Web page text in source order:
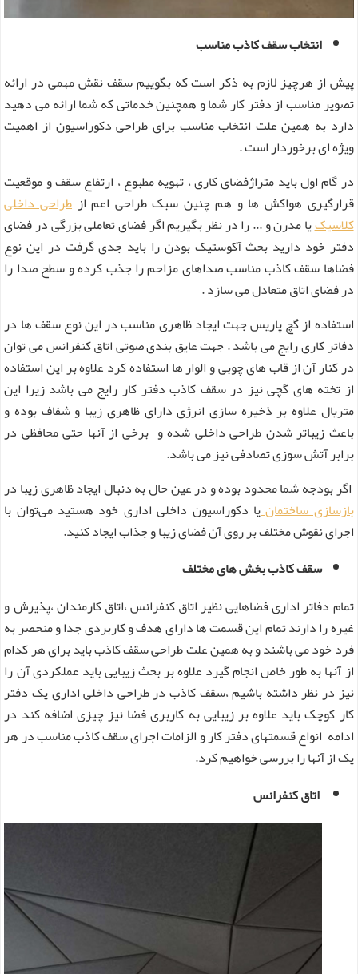
انتخاب سقف کاذب مناسب
پیش از هرچیز لازم به ذکر است که بگوییم سقف نقش مهمی در ارائه
تصویر مناسب از دفتر کار شما و همچنین خدماتی که شما ارائه می دهید
دارد به همین علت انتخاب مناسب برای طراحی دکوراسیون از اهمیت
ویژه ای برخوردار است .
در گام اول باید متراژفضای کاری ، تهویه مطبوع ، ارتفاع سقف و موقعیت
قرارگیری هواکش ها و هم چنین سبک طراحی اعم از طراحی داخلی
کلاسیکیا مدرن و ... را در نظر بگیریم اگر فضای تعاملی بزرگی در فضای
دفتر خود دارید بحث آکوستیک بودن را باید جدی گرفت در این نوع
فضاها سقف کاذب مناسب صداهای مزاحم را جذب کرده و سطح صدا را
در فضای اتاق متعادل می سازد .
استفاده از گچ پاریس جهت ایجاد ظاهری مناسب در این نوع سقف ها در
دفاتر کاری رایج می باشد . جهت عایق بندی صوتی اتاق کنفرانس می توان
در کنار آن از قاب های چوبی و الوار ها استفاده کرد علاوه بر این استفاده
از تخته های گچی نیز در سقف کاذب دفتر کار رایج می باشد زیرا این
متریال علاوه بر ذخیره سازی انرژی دارای ظاهری زیبا و شفاف بوده و
باعث زیباتر شدن طراحی داخلی شده و برخی از آنها حتی محافظی در
برابر آتش سوزی تصادفی نیز می باشد.
اگر بودجه شما محدود بوده و در عین حال به دنبال ایجاد ظاهری زیبا در
بازسازی ساختمانیا دکوراسیون داخلی اداری خود هستید می‌توان با
اجرای نقوش مختلف بر روی آن فضای زیبا و جذاب ایجاد کنید.
سقف کاذب بخش های مختلف
تمام دفاتر اداری فضاهایی نظیر اتاق کنفرانس ،اتاق کارمندان ،پذیرش و
غیره را دارند تمام این قسمت ها دارای هدف و کاربردی جدا و منحصر به
فرد خود می باشند و به همین علت طراحی سقف کاذب باید برای هر کدام
از آنها به طور خاص انجام گیرد علاوه بر بحث زیبایی باید عملکردی آن را
نیز در نظر داشته باشیم ،سقف کاذب در طراحی داخلی اداری یک دفتر
کار کوچک باید علاوه بر زیبایی به کاربری فضا نیز چیزی اضافه کند در
ادامه انواع قسمتهای دفتر کار و الزامات اجرای سقف کاذب مناسب در هر
یک از آنها را بررسی خواهیم کرد.
اتاق کنفرانس